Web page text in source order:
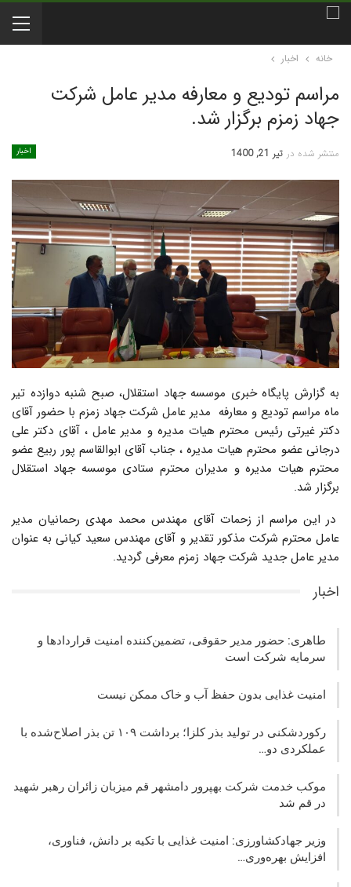
خانه اخبار
مراسم تودیع و معارفه مدیر عامل شرکت
جهاد زمزم برگزار شد.
اخبار منتشر شده در تیر 21, 1400
به گزارش پایگاه خبری موسسه جهاد استقلال، صبح شنبه دوازده تیر
ماه مراسم تودیع و معارفه مدیر عامل شرکت جهاد زمزم با حضور آقای
دکتر غیرتی رئیس محترم هیات مدیره و مدیر عامل ، آقای دکتر علی
درجانی عضو محترم هیات مدیره ، جناب آقای ابوالقاسم پور ربیع عضو
محترم هیات مدیره و مدیران محترم ستادی موسسه جهاد استقلال
برگزار شد.
در این مراسم از زحمات آقای مهندس محمد مهدی رحمانیان مدیر
عامل محترم شرکت مذکور تقدیر و آقای مهندس سعید کیانی به عنوان
مدیر عامل جدید شرکت جهاد زمزم معرفی گردید.
اخبار
طاهری: حضور مدیر حقوقی، تضمین‌کننده امنیت قراردادها و
سرمایه شرکت‌ است
امنیت غذایی بدون حفظ آب و خاک ممکن نیست
رکوردشکنی در تولید بذر کلزا؛ برداشت ۱۰۹ تن بذر اصلاح‌شده با
عملکردی دو…
موکب خدمت شرکت بهپرور دامشهر قم میزبان زائران رهبر شهید
در قم شد
وزیر جهادکشاورزی: امنیت غذایی با تکیه بر دانش، فناوری،
افزایش بهره‌وری…